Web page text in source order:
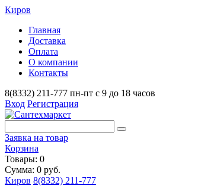
Киров
Главная
Доставка
Оплата
О компании
Контакты
8(8332) 211-777 пн-пт с 9 до 18 часов
Вход Регистрация
Заявка на товар
Корзина
Товары: 0
Сумма: 0 руб.
Киров 8(8332) 211-777